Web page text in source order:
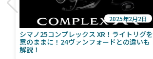
シマノ25コンプレックス XR！ライトリグを
意のままに！24ヴァンフォードとの違いも
解説！
2025年2月2日